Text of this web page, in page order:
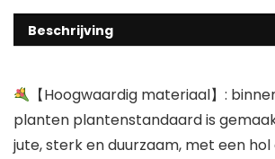
Beschrijving
【Hoogwaardig materiaal】:
planten plantenstandaard is
jute, sterk en duurzaam, met een